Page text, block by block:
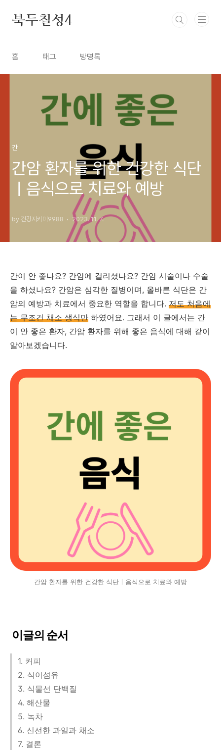
북두칠성4
홈 태그 방명록
간
간암 환자를 위한 건강한 식단
ㅣ음식으로 치료와 예방
by 건강지키미9988 2023. 11. 7.
간이 안 좋나요? 간암에 걸리셨나요? 간암 시술이나 수술
을 하셨나요? 간암은 심각한 질병이며, 올바른 식단은 간
암의 예방과 치료에서 중요한 역할을 합니다. 저도 처음에
는 무조건 채소 생식만 하였어요. 그래서 이 글에서는 간
이 안 좋은 환자, 간암 환자를 위해 좋은 음식에 대해 같이
알아보겠습니다.
간암 환자를 위한 건강한 식단ㅣ음식으로 치료와 예방
이글의 순서
1. 커피
2. 식이섬유
3. 식물선 단백질
4. 해산물
5. 녹차
6. 신선한 과일과 채소
7. 결론